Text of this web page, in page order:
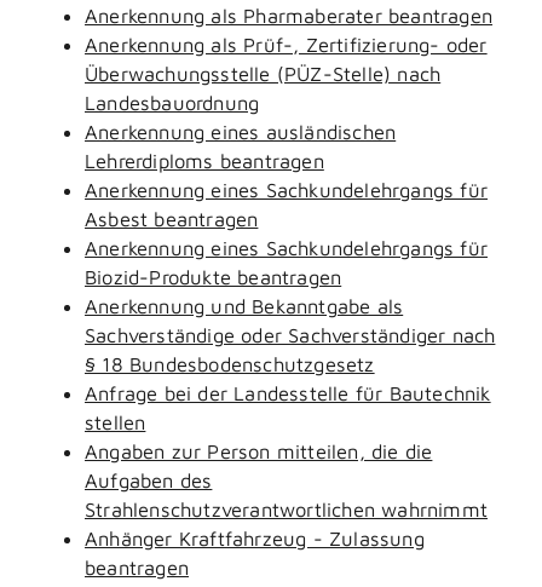
Anerkennung als Pharmaberater beantragen
Anerkennung als Prüf-, Zertifizierung- oder
Überwachungsstelle (PÜZ-Stelle) nach
Landesbauordnung
Anerkennung eines ausländischen
Lehrerdiploms beantragen
Anerkennung eines Sachkundelehrgangs für
Asbest beantragen
Anerkennung eines Sachkundelehrgangs für
Biozid-Produkte beantragen
Anerkennung und Bekanntgabe als
Sachverständige oder Sachverständiger nach
§ 18 Bundesbodenschutzgesetz
Anfrage bei der Landesstelle für Bautechnik
stellen
Angaben zur Person mitteilen, die die
Aufgaben des
Strahlenschutzverantwortlichen wahrnimmt
Anhänger Kraftfahrzeug - Zulassung
beantragen